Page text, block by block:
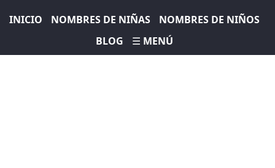
INICIO NOMBRES DE NIÑAS
NOMBRES DE NIÑOS
BLOG
☰ MENÚ